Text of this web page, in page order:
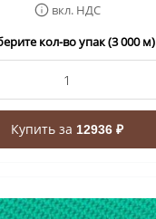
вкл. НДС
кол-во упак (3 000 м)
Купить за 12936 ₽